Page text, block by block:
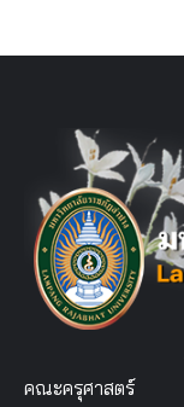
คณะครุศาสตร์